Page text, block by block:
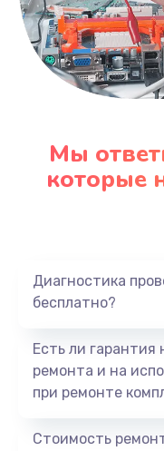
Мы
которые
Диагностика
бесплатно?
Есть ли гарантия
ремонта и на
при ремонте
Стоимость